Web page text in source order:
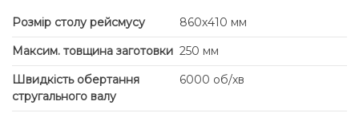
Розмір столу рейсмусу
860х410 мм
Максим. товщина заготовки 250 мм
Швидкість обертання
стругального валу
6000 об/хв